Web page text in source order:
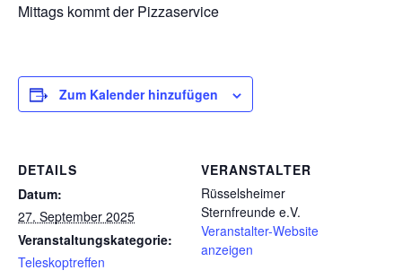
Mittags kommt der Pizzaservice
Zum Kalender hinzufügen
DETAILS
Datum:
27. September 2025
Veranstaltungskategorie:
Teleskoptreffen
VERANSTALTER
Rüsselsheimer
Sternfreunde e.V.
Veranstalter-Website
anzeigen